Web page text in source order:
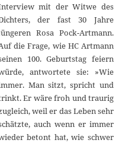
mit der Witwe des
der fast 30 Jahre
Rosa Pock-Artmann.
die Frage, wie HC Artmann
100. Geburtstag feiern
antwortete sie: »Wie
Man sitzt, spricht und
Er wäre froh und traurig
weil er das Leben sehr
auch wenn er immer
betont hat, wie schwer